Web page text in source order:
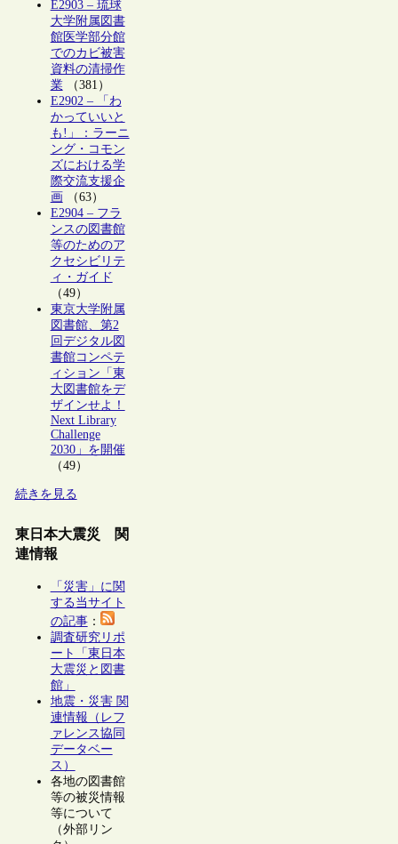
E2903 – 琉球
大学附属図書
館医学部分館
でのカビ被害
資料の清掃作
業（381）
E2902 – 「わ
かっていいと
も!」：ラーニ
ング・コモン
ズにおける学
際交流支援企
画 （63）
E2904 – フラ
ンスの図書館
等のためのア
クセシビリテ
ィ・ガイド
（49）
東京大学附属
図書館、第2
回デジタル図
書館コンペテ
ィション「東
大図書館をデ
ザインせよ！
Next Library
Challenge
2030」を開催
（49）
続きを見る
東日本大震災 関
連情報
「災害」に関
する当サイト
の記事：
調査研究リポ
ート「東日本
大震災と図書
館」
地震・災害 関
連情報（レフ
ァレンス協同
データベー
ス）
各地の図書館
等の被災情報
等について
（外部リン